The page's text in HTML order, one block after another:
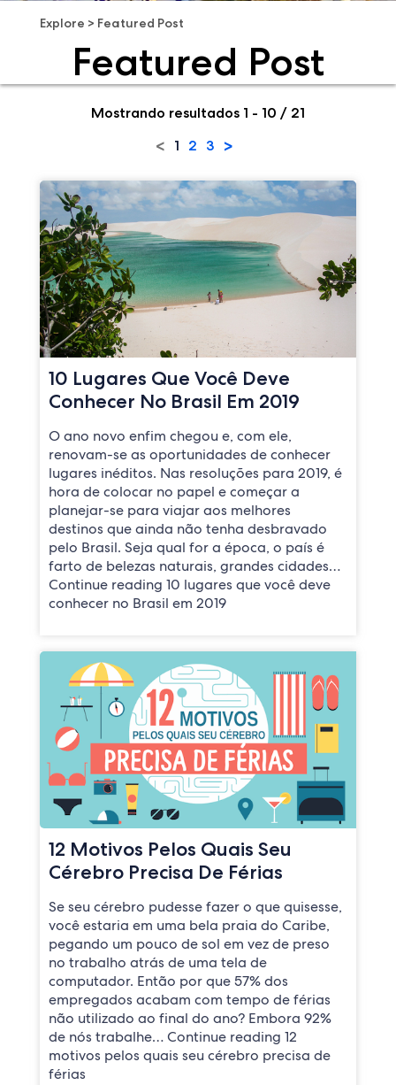
Explore > Featured Post
Featured Post
Mostrando resultados 1 - 10 / 21
< 1 2 3 >
10 Lugares Que Você Deve
Conhecer No Brasil Em 2019
O ano novo enfim chegou e, com ele,
renovam-se as oportunidades de conhecer
lugares inéditos. Nas resoluções para 2019, é
hora de colocar no papel e começar a
planejar-se para viajar aos melhores
destinos que ainda não tenha desbravado
pelo Brasil. Seja qual for a época, o país é
farto de belezas naturais, grandes cidades…
Continue reading 10 lugares que você deve
conhecer no Brasil em 2019
12 Motivos Pelos Quais Seu
Cérebro Precisa De Férias
Se seu cérebro pudesse fazer o que quisesse,
você estaria em uma bela praia do Caribe,
pegando um pouco de sol em vez de preso
no trabalho atrás de uma tela de
computador. Então por que 57% dos
empregados acabam com tempo de férias
não utilizado ao final do ano? Embora 92%
de nós trabalhe… Continue reading 12
motivos pelos quais seu cérebro precisa de
férias